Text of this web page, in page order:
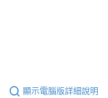
顯示電腦版詳細說明